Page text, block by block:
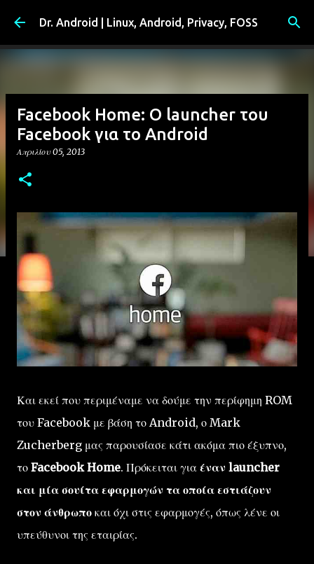
Μετάβαση στο κύριο περιεχόμενο
Dr. Android | Linux, Android, Privacy, FOSS
Facebook Home: Ο launcher του
Facebook για το Android
Απριλίου 05, 2013
Και εκεί που περιμέναμε να δούμε την περίφημη ROM
του Facebook με βάση το Android, ο Mark
Zucherberg μας παρουσίασε κάτι ακόμα πιο έξυπνο,
το Facebook Home. Πρόκειται για έναν launcher
και μία σουίτα εφαρμογών τα οποία εστιάζουν
στον άνθρωπο και όχι στις εφαρμογές, όπως λένε οι
υπεύθυνοι της εταιρίας.